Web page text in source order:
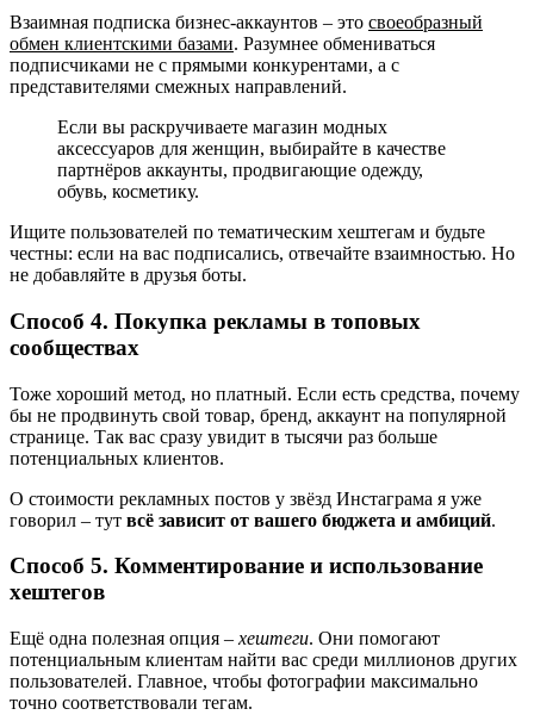
Взаимная подписка бизнес-аккаунтов – это своеобразный
обмен клиентскими базами. Разумнее обмениваться
подписчиками не с прямыми конкурентами, а с
представителями смежных направлений.
Если вы раскручиваете магазин модных
аксессуаров для женщин, выбирайте в качестве
партнёров аккаунты, продвигающие одежду,
обувь, косметику.
Ищите пользователей по тематическим хештегам и будьте
честны: если на вас подписались, отвечайте взаимностью. Но
не добавляйте в друзья боты.
Способ 4. Покупка рекламы в топовых
сообществах
Тоже хороший метод, но платный. Если есть средства, почему
бы не продвинуть свой товар, бренд, аккаунт на популярной
странице. Так вас сразу увидит в тысячи раз больше
потенциальных клиентов.
О стоимости рекламных постов у звёзд Инстаграма я уже
говорил – тут всё зависит от вашего бюджета и амбиций.
Способ 5. Комментирование и использование
хештегов
Ещё одна полезная опция – хештеги. Они помогают
потенциальным клиентам найти вас среди миллионов других
пользователей. Главное, чтобы фотографии максимально
точно соответствовали тегам.